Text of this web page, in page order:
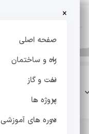
گاز
×
صفحه اصلی
راه و ساختمان
نفت و گاز
پروژه ها
دوره های آموزشی